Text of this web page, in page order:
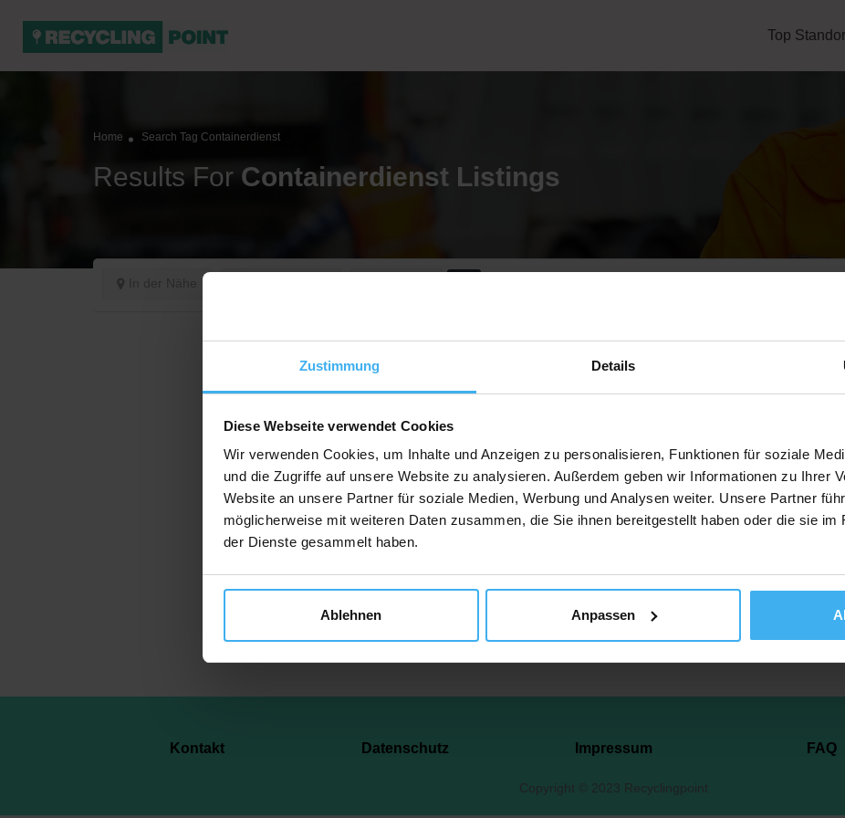
Zustimmung Details
Diese Webseite verwendet Cookies
Wir verwenden Cookies, um Inhalte und Anzeigen zu personalisieren, Funktionen für soziale
und die Zugriffe auf unsere Website zu analysieren. Außerdem geben wir Informationen zu Ihrer
Website an unsere Partner für soziale Medien, Werbung und Analysen weiter. Unsere Partner
möglicherweise mit weiteren Daten zusammen, die Sie ihnen bereitgestellt haben oder die sie im
der Dienste gesammelt haben.
Ablehnen Anpassen
Top
Home Search Tag Containerdienst
Results For Containerdienst Listings
Hauptstr. 27G, 23923 Lüdersdorf, Deutschland
Kontakt Datenschutz Impressum FAQ
Copyright © 2023 Recyclingpoint